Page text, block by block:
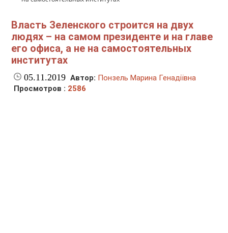
Власть Зеленского строится на двух
людях – на самом президенте и на главе
его офиса, а не на самостоятельных
институтах
05.11.2019 Автор: Понзель Марина Генадіївна
Просмотров : 2586